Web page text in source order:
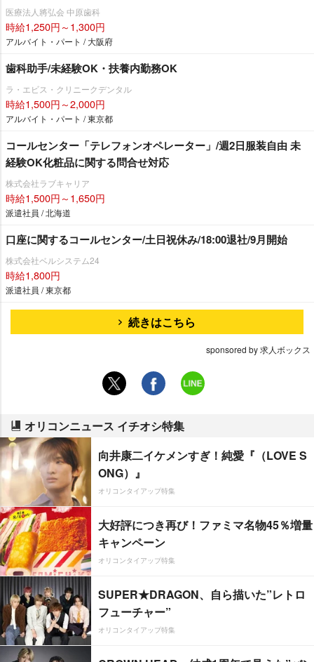
医療法人將弘会 中原歯科
時給1,250円～1,300円
アルバイト・パート / 大阪府
歯科助手/未経験OK・扶養内勤務OK
ラ・エビス・クリニークデンタル
時給1,500円～2,000円
アルバイト・パート / 東京都
コールセンター「テレフォンオペレーター」/週2日服装自由 未
経験OK化粧品に関する問合せ対応
株式会社ラブキャリア
時給1,500円～1,650円
派遣社員 / 北海道
口座に関するコールセンター/土日祝休み/18:00退社/9月開始
株式会社ベルシステム24
時給1,800円
派遣社員 / 東京都
続きはこちら
sponsored by 求人ボックス
オリコンニュース イチオシ特集
向井康二イケメンすぎ！純愛『（LOVE S
ONG）』
オリコンタイアップ特集
大好評につき再び！ファミマ名物45％増量
キャンペーン
オリコンタイアップ特集
SUPER★DRAGON、自ら描いた”レトロ
フューチャー”
オリコンタイアップ特集